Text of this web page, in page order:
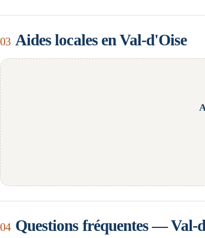
03 Aides locales en Val-d'Oise
04 Questions fréquentes —Val-